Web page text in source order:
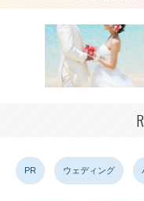
PR ウェディング